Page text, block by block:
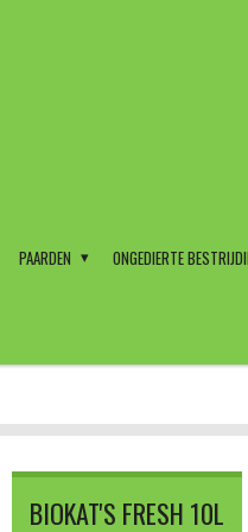
PAARDEN ONGEDIERTE
BIOKAT'S FRESH 10L